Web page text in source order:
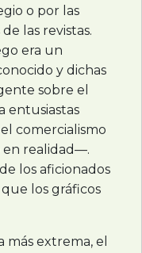
o por las
las revistas.
era un
y dichas
sobre el
entusiastas
comercialismo
en realidad—.
los aficionados
los gráficos
extrema, el